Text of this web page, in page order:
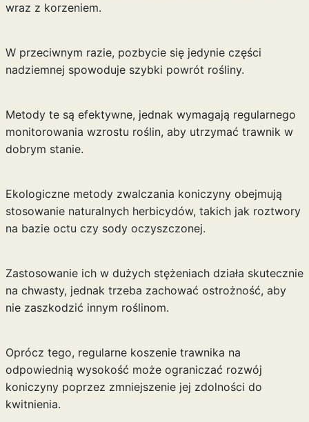
wraz z korzeniem.
W przeciwnym razie, pozbycie się jedynie części
nadziemnej spowoduje szybki powrót rośliny.
Metody te są efektywne, jednak wymagają regularnego
monitorowania wzrostu roślin, aby utrzymać trawnik w
dobrym stanie.
Ekologiczne metody zwalczania koniczyny obejmują
stosowanie naturalnych herbicydów, takich jak roztwory
na bazie octu czy sody oczyszczonej.
Zastosowanie ich w dużych stężeniach działa skutecznie
na chwasty, jednak trzeba zachować ostrożność, aby
nie zaszkodzić innym roślinom.
Oprócz tego, regularne koszenie trawnika na
odpowiednią wysokość może ograniczać rozwój
koniczyny poprzez zmniejszenie jej zdolności do
kwitnienia.